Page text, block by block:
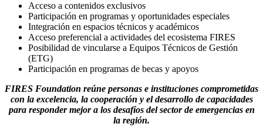
Acceso a contenidos exclusivos
Participación en programas y oportunidades especiales
Integración en espacios técnicos y académicos
Acceso preferencial a actividades del ecosistema FIRES
Posibilidad de vincularse a Equipos Técnicos de Gestión
(ETG)
Participación en programas de becas y apoyos
FIRES Foundation reúne personas e instituciones comprometidas
con la excelencia, la cooperación y el desarrollo de capacidades
para responder mejor a los desafíos del sector de emergencias en
la región.